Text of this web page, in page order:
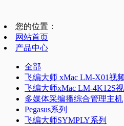
您的位置：
网站首页
产品中心
全部
飞编大师 xMac LM-X01视
飞编大师xMac LM-4K12S
多媒体采编播综合管理主机
Pegasus系列
飞编大师SYMPLY系列